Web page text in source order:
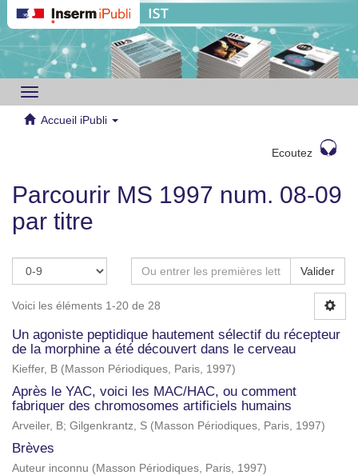
Toggle
navigation
Accueil iPubli
Ecoutez
Parcourir MS 1997 num. 08-09
par titre
Valider
Voici les éléments 1-20 de 28
Un agoniste peptidique hautement sélectif du récepteur
de la morphine a été découvert dans le cerveau
Kieffer, B (Masson Périodiques, Paris, 1997)
Après le YAC, voici les MAC/HAC, ou comment
fabriquer des chromosomes artificiels humains
Arveiler, B; Gilgenkrantz, S (Masson Périodiques, Paris, 1997)
Brèves
Auteur inconnu (Masson Périodiques, Paris, 1997)